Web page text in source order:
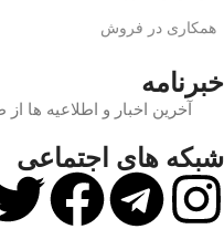
همکاری در فروش
خبرنامه
آخرین اخبار و اطلاعیه ها
شبکه های اجتماعی